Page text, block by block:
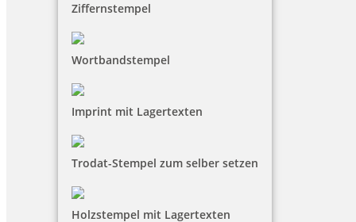
Ziffernstempel
Wortbandstempel
Imprint mit Lagertexten
Trodat-Stempel zum selber setzen
Holzstempel mit Lagertexten